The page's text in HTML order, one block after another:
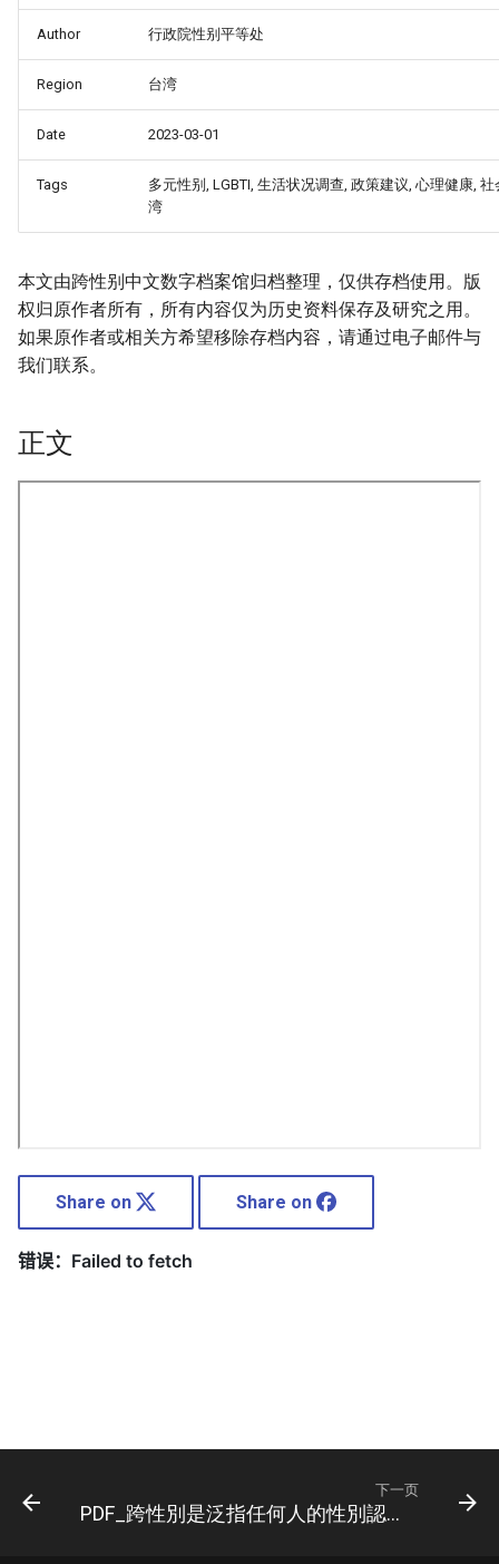
Author 行政院性别平等处
Region 台湾
Date 2023-03-01
Tags
多元性别, LGBTI, 生活状况调查, 政策建议, 心理健康,
湾
本文由跨性别中文数字档案馆归档整理，仅供存档使用。版
权归原作者所有，所有内容仅为历史资料保存及研究之用。
如果原作者或相关方希望移除存档内容，请通过电子邮件与
我们联系。
正文
Share on Share on
下一页
PDF_跨性別是泛指任何人的性別認同及或其性別表達